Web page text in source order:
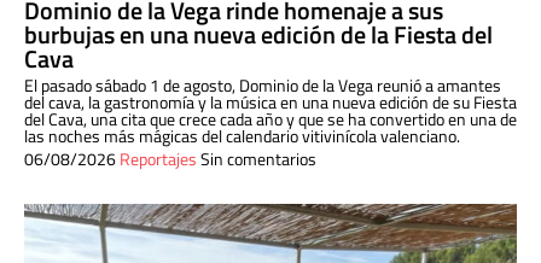
Dominio de la Vega rinde homenaje a sus
burbujas en una nueva edición de la Fiesta del
Cava
El pasado sábado 1 de agosto, Dominio de la Vega reunió a amantes
del cava, la gastronomía y la música en una nueva edición de su Fiesta
del Cava, una cita que crece cada año y que se ha convertido en una de
las noches más mágicas del calendario vitivinícola valenciano.
06/08/2026ReportajesSin comentarios